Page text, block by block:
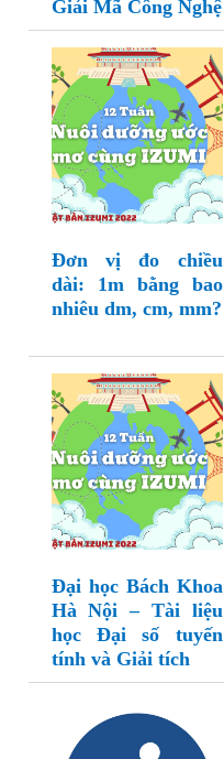
Giải Mã Công Nghệ
Đơn vị đo chiều
dài: 1m bằng bao
nhiêu dm, cm, mm?
Đại học Bách Khoa
Hà Nội – Tài liệu
học Đại số tuyến
tính và Giải tích